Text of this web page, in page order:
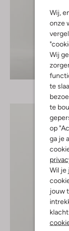
Wij,
onze
Wij
te
te
op
ga je
Wil je
jouw